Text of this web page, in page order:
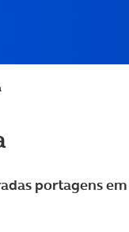
portagens em